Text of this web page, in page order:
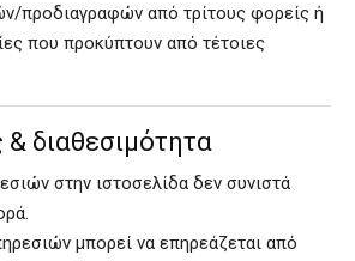
προδιαγραφών από τρίτους φορείς ή
που προκύπτουν από τέτοιες
διαθεσιμότητα
στην ιστοσελίδα δεν συνιστά
μπορεί να επηρεάζεται από